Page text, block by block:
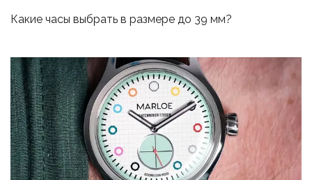
Какие часы выбрать в размере до 39 мм?